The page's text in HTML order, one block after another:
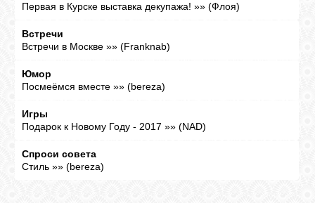
Первая в Курске выставка декупажа! »» (Флоя)
Встречи
Встречи в Москве »» (Franknab)
Юмор
Посмеёмся вместе »» (bereza)
Игры
Подарок к Новому Году - 2017 »» (NAD)
Спроси совета
Стиль »» (bereza)